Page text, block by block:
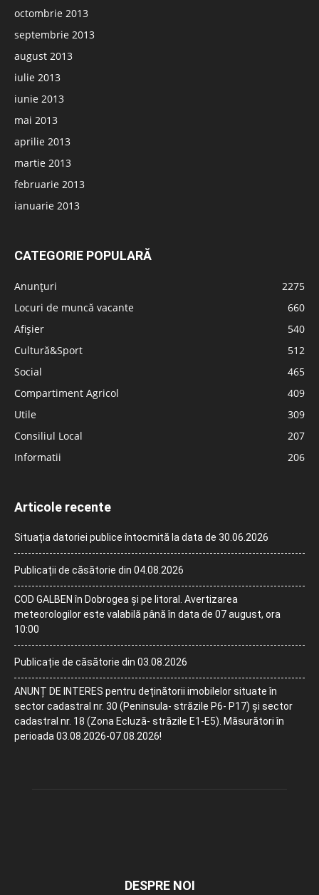
octombrie 2013
septembrie 2013
august 2013
iulie 2013
iunie 2013
mai 2013
aprilie 2013
martie 2013
februarie 2013
ianuarie 2013
CATEGORIE POPULARĂ
Anunțuri
2275
Locuri de muncă vacante
660
Afișier
540
Cultură&Sport
512
Social
465
Compartiment Agricol
409
Utile
309
Consiliul Local
207
Informatii
206
Articole recente
Situația datoriei publice întocmită la data de 30.06.2026
Publicații de căsătorie din 04.08.2026
COD GALBEN în Dobrogea și pe litoral. Avertizarea
meteorologilor este valabilă până în data de 07 august, ora
10:00
Publicație de căsătorie din 03.08.2026
ANUNȚ DE INTERES pentru deținătorii imobilelor situate în
sector cadastral nr. 30 (Peninsula- străzile P6- P17) și sector
cadastral nr. 18 (Zona Ecluză- străzile E1-E5). Măsurători în
perioada 03.08.2026-07.08.2026!
DESPRE NOI